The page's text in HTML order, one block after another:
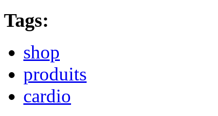
Tags:
shop
produits
cardio